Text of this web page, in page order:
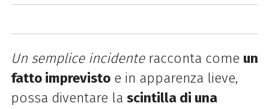
Un semplice incidenteracconta come un
fatto imprevistoe in apparenza lieve,
possa diventare la scintilla di una